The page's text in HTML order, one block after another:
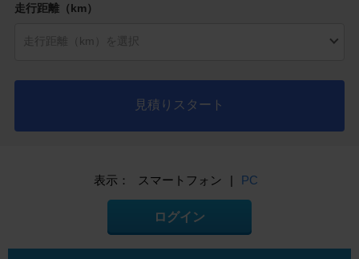
走行距離（km）
見積りスタート
表示： スマートフォン | PC
ログイン